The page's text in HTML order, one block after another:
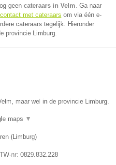
geen cateraars in Velm. Ga naar
met cateraars om via één e-
cateraars tegelijk. Hieronder
provincie Limburg.
maar wel in de provincie Limburg.
maps ▼
(Limburg)
nr: 0829.832.228